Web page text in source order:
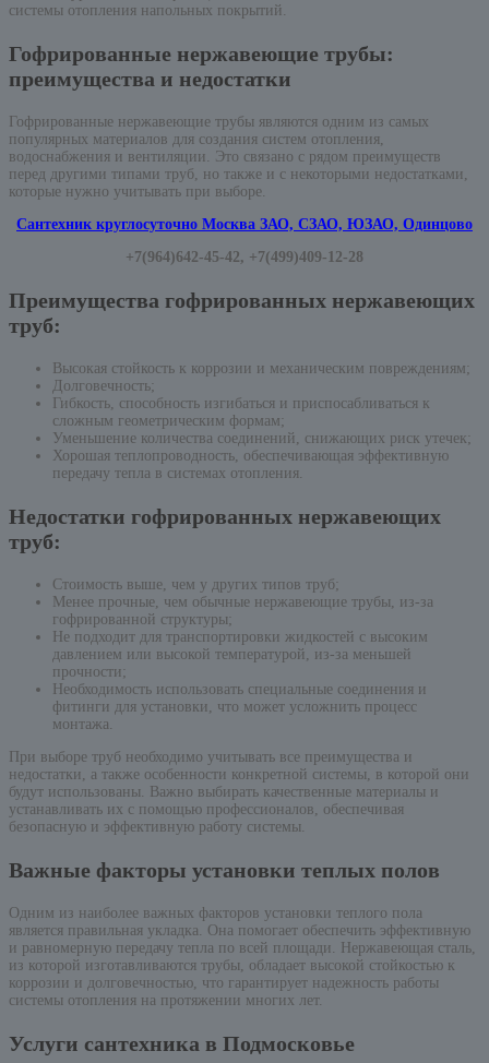
системы отопления напольных покрытий.
Гофрированные нержавеющие трубы:
преимущества и недостатки
Гофрированные нержавеющие трубы являются одним из самых
популярных материалов для создания систем отопления,
водоснабжения и вентиляции. Это связано с рядом преимуществ
перед другими типами труб, но также и с некоторыми недостатками,
которые нужно учитывать при выборе.
Сантехник круглосуточно Москва ЗАО, СЗАО, ЮЗАО, Одинцово
+7(964)642-45-42, +7(499)409-12-28
Преимущества гофрированных нержавеющих
труб:
Высокая стойкость к коррозии и механическим повреждениям;
Долговечность;
Гибкость, способность изгибаться и приспосабливаться к
сложным геометрическим формам;
Уменьшение количества соединений, снижающих риск утечек;
Хорошая теплопроводность, обеспечивающая эффективную
передачу тепла в системах отопления.
Недостатки гофрированных нержавеющих
труб:
Стоимость выше, чем у других типов труб;
Менее прочные, чем обычные нержавеющие трубы, из-за
гофрированной структуры;
Не подходит для транспортировки жидкостей с высоким
давлением или высокой температурой, из-за меньшей
прочности;
Необходимость использовать специальные соединения и
фитинги для установки, что может усложнить процесс
монтажа.
При выборе труб необходимо учитывать все преимущества и
недостатки, а также особенности конкретной системы, в которой они
будут использованы. Важно выбирать качественные материалы и
устанавливать их с помощью профессионалов, обеспечивая
безопасную и эффективную работу системы.
Важные факторы установки теплых полов
Одним из наиболее важных факторов установки теплого пола
является правильная укладка. Она помогает обеспечить эффективную
и равномерную передачу тепла по всей площади. Нержавеющая сталь,
из которой изготавливаются трубы, обладает высокой стойкостью к
коррозии и долговечностью, что гарантирует надежность работы
системы отопления на протяжении многих лет.
Услуги сантехника в Подмосковье